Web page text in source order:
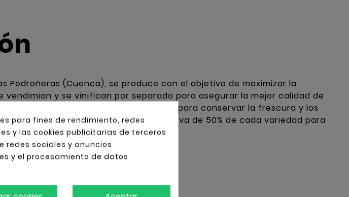
Pedroñeras (Cuenca), se produce con el objetivo de maximizar la
y se vinifican por separado para asegurar la mejor calidad de
con control de temperatura para conservar la frescura y los
proceso, se realiza la mezcla equitativa de 50% de cada variedad para
para fines de rendimiento, redes
y las cookies publicitarias de terceros
redes sociales y anuncios
y el procesamiento de datos